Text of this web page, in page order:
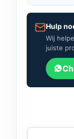
Hulp
Wij
juiste